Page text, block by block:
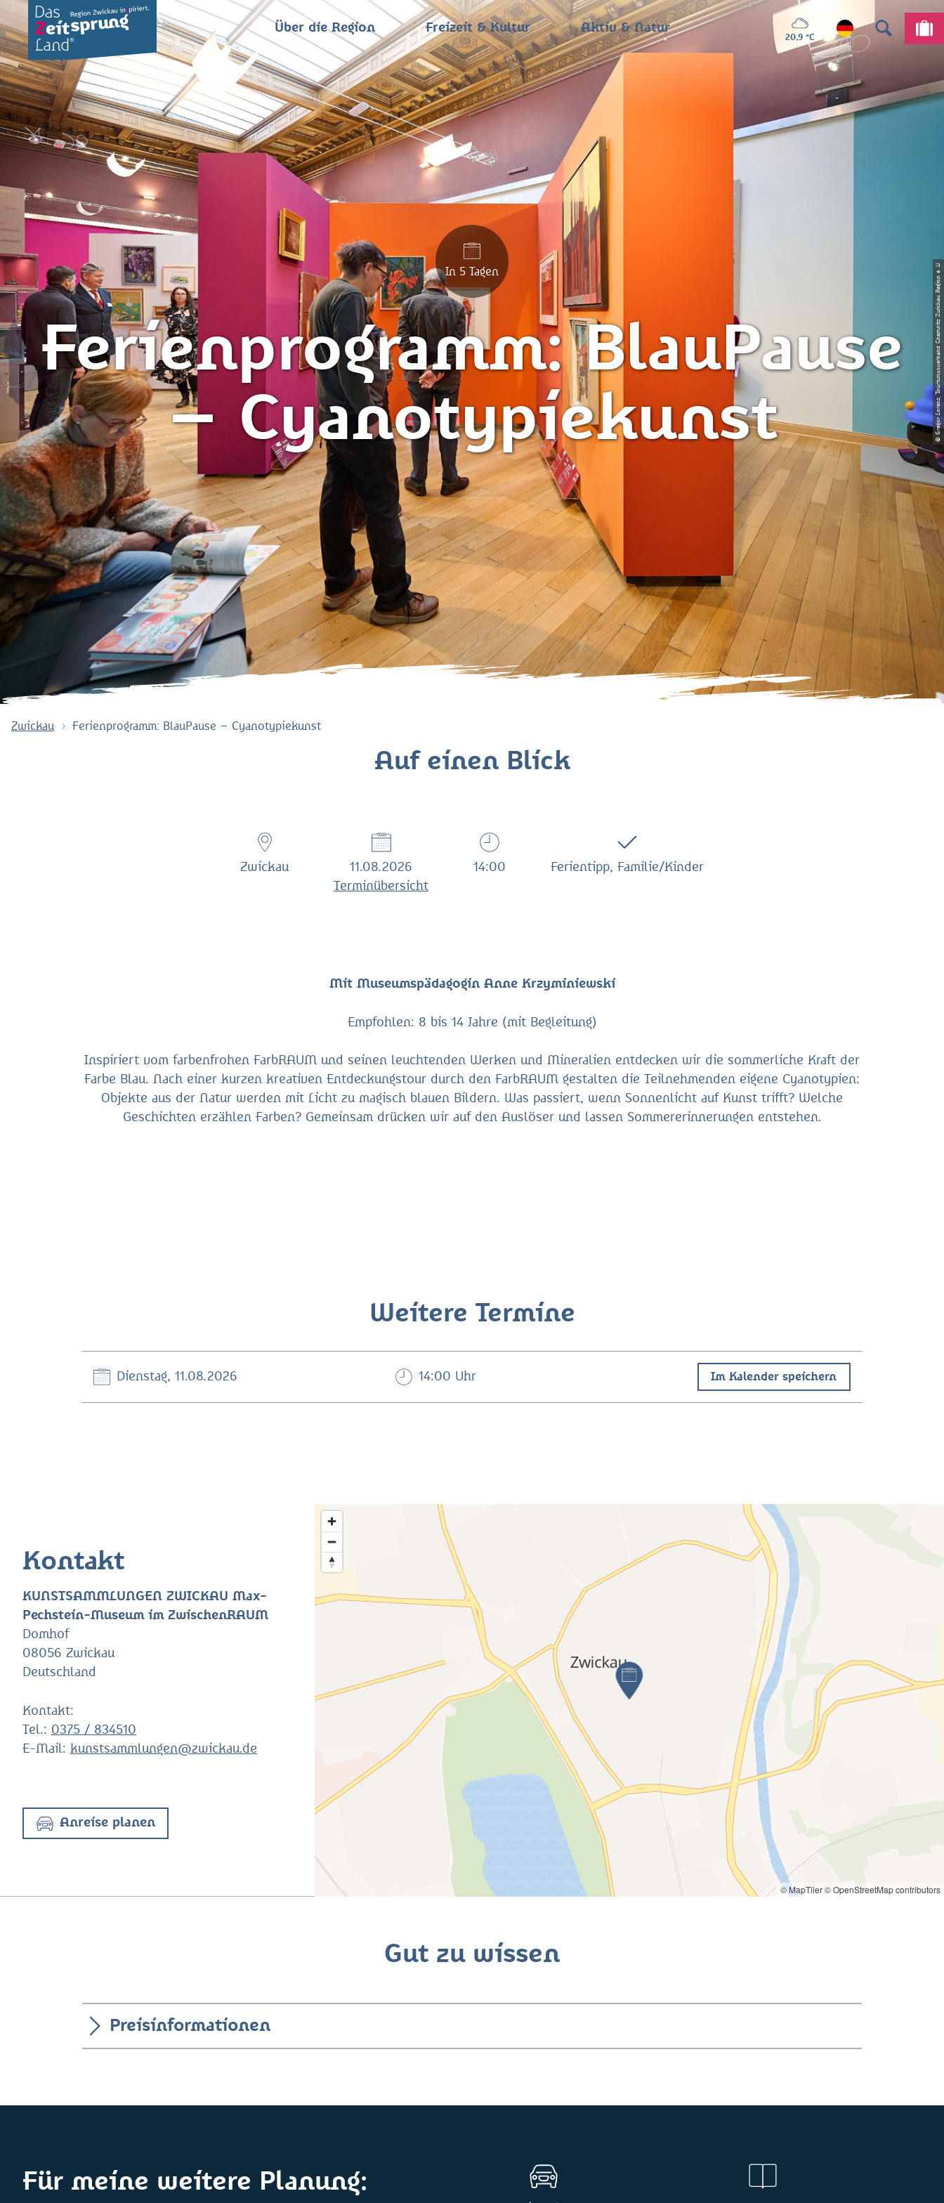
Über die Region Freizeit & Kultur Aktiv & Natur
20,9 °C
© Gregor Lorenz, Tourismusverband Chemnitz Zwickau Region e. V.
In 5 Tagen
Ferienprogramm: BlauPause
– Cyanotypiekunst
Zwickau Ferienprogramm: BlauPause – Cyanotypiekunst
Auf einen Blick
Zwickau
11.08.2026
Terminübersicht
14:00 Ferientipp, Familie/Kinder
Mit Museumspädagogin Anne Krzyminiewski
Empfohlen: 8 bis 14 Jahre (mit Begleitung)
Inspiriert vom farbenfrohen FarbRAUM und seinen leuchtenden Werken und Mineralien entdecken wir die sommerliche Kraft der
Farbe Blau. Nach einer kurzen kreativen Entdeckungstour durch den FarbRAUM gestalten die Teilnehmenden eigene Cyanotypien:
Objekte aus der Natur werden mit Licht zu magisch blauen Bildern. Was passiert, wenn Sonnenlicht auf Kunst trifft? Welche
Geschichten erzählen Farben? Gemeinsam drücken wir auf den Auslöser und lassen Sommererinnerungen entstehen.
Weitere Termine
Dienstag, 11.08.2026 14:00 Uhr Im Kalender speichern
Kontakt
KUNSTSAMMLUNGEN ZWICKAU Max-
Pechstein-Museum im ZwischenRAUM
Domhof
08056 Zwickau
Deutschland
Kontakt:
Tel.: 0375 / 834510
E-Mail: kunstsammlungen@zwickau.de
Anreise planen
© MapTiler© OpenStreetMap contributors
Gut zu wissen
Preisinformationen
Für meine weitere Planung: